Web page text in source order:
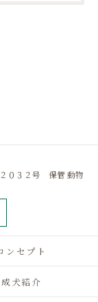
０３２号 保管 動物
ンセプト
成犬紹介